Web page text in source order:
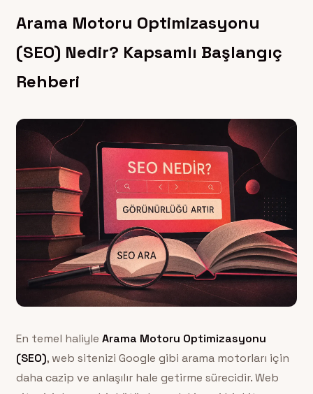
Arama Motoru Optimizasyonu
(SEO) Nedir? Kapsamlı Başlangıç
Rehberi
En temel haliyle Arama Motoru Optimizasyonu
(SEO), web sitenizi Google gibi arama motorları için
daha cazip ve anlaşılır hale getirme sürecidir. Web